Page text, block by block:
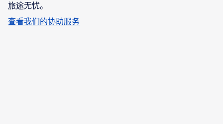
旅途无忧。
查看我们的协助服务